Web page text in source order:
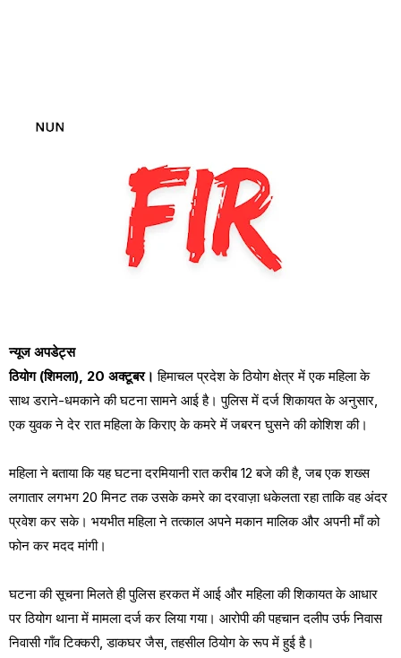
न्यूज अपडेट्स
ठियोग (शिमला), 20 अक्टूबर। हिमाचल प्रदेश के ठियोग क्षेत्र में एक महिला के
साथ डराने-धमकाने की घटना सामने आई है। पुलिस में दर्ज शिकायत के अनुसार,
एक युवक ने देर रात महिला के किराए के कमरे में जबरन घुसने की कोशिश की।
महिला ने बताया कि यह घटना दरमियानी रात करीब 12 बजे की है, जब एक शख्स
लगातार लगभग 20 मिनट तक उसके कमरे का दरवाज़ा धकेलता रहा ताकि वह अंदर
प्रवेश कर सके। भयभीत महिला ने तत्काल अपने मकान मालिक और अपनी माँ को
फोन कर मदद मांगी।
घटना की सूचना मिलते ही पुलिस हरकत में आई और महिला की शिकायत के आधार
पर ठियोग थाना में मामला दर्ज कर लिया गया। आरोपी की पहचान दलीप उर्फ निवास
निवासी गाँव टिक्करी, डाकघर जैस, तहसील ठियोग के रूप में हुई है।